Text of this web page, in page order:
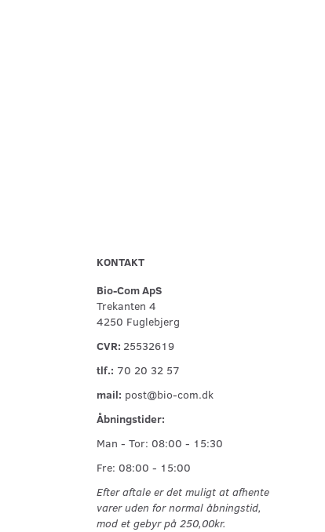
KONTAKT
Bio-Com ApS
Trekanten 4
4250 Fuglebjerg
CVR: 25532619
tlf.: 70 20 32 57
mail: post@bio-com.dk
Åbningstider:
Man - Tor: 08:00 - 15:30
Fre: 08:00 - 15:00
Efter aftale er det muligt at afhente
varer uden for normal åbningstid,
mod et gebyr på 250,00kr.